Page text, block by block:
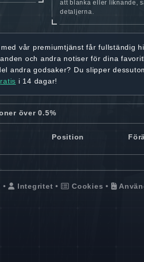
att blanka eller liknande,
detaljerna.
vår premiumtjänst fårfullständig
och andra notiser för dina
andra godsaker? Du slipper
i 14 dagar!
över 0.5%
Position
• Integritet • Cookies •